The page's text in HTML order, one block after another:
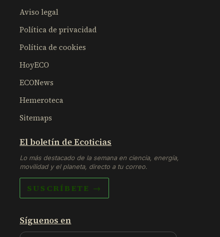
Aviso legal
Política de privacidad
Política de cookies
HoyECO
ECONews
Hemeroteca
Sitemaps
El boletín de Ecoticias
Lo más destacado de la semana en ciencia, energía,
movilidad y el planeta, directo a tu correo.
SUSCRÍBETE →
Síguenos en